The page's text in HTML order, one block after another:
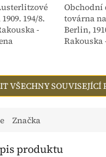
194/8.
-
Obchodní
továrna
Berlin,
Rakouska
VŠECHNY SOUVISEJÍCÍ
Značka
produktu